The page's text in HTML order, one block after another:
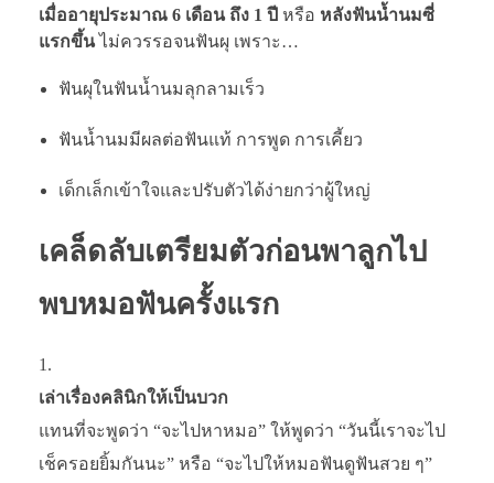
เมื่ออายุประมาณ 6 เดือน ถึง 1 ปี หรือ หลังฟันน้ำนมซี่
แรกขึ้นไม่ควรรอจนฟันผุ เพราะ…
ฟันผุในฟันน้ำนมลุกลามเร็ว
ฟันน้ำนมมีผลต่อฟันแท้ การพูด การเคี้ยว
เด็กเล็กเข้าใจและปรับตัวได้ง่ายกว่าผู้ใหญ่
เคล็ดลับเตรียมตัวก่อนพาลูกไป
พบหมอฟันครั้งแรก
เล่าเรื่องคลินิกให้เป็นบวก
แทนที่จะพูดว่า “จะไปหาหมอ” ให้พูดว่า “วันนี้เราจะไป
เช็ครอยยิ้มกันนะ” หรือ “จะไปให้หมอฟันดูฟันสวย ๆ”